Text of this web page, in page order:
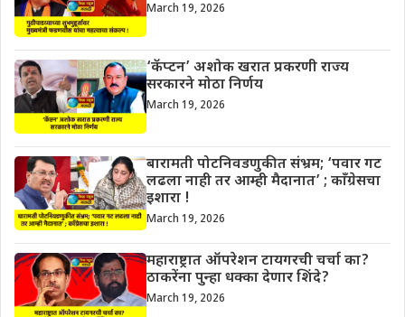
March 19, 2026
‘कॅप्टन’ अशोक खरात प्रकरणी राज्य
सरकारने मोठा निर्णय
March 19, 2026
बारामती पोटनिवडणुकीत संभ्रम; ‘पवार गट
लढला नाही तर आम्ही मैदानात’ ; काँग्रेसचा
इशारा !
March 19, 2026
महाराष्ट्रात ऑपरेशन टायगरची चर्चा का?
ठाकरेंना पुन्हा धक्का देणार शिंदे?
March 19, 2026